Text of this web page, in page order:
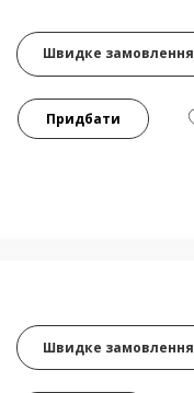
Швидке замовлення
Придбати
Швидке замовлення